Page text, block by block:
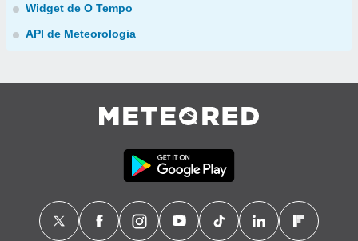
Widget de O Tempo
API de Meteorologia